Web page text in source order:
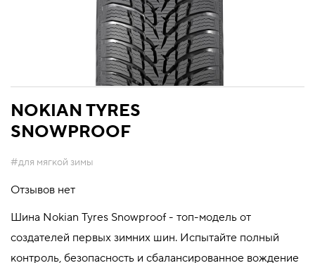
NOKIAN TYRES
SNOWPROOF
#для мягкой зимы
Отзывов нет
Шина Nokian Tyres Snowproof - топ-модель от
создателей первых зимних шин. Испытайте полный
контроль, безопасность и сбалансированное вождение